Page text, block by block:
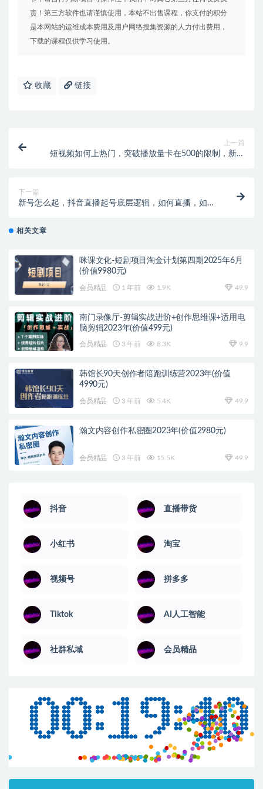
责！第三方软件也请谨慎使用，本站不出售课程，你支付的积分
是本网站的运维成本费用及用户网络搜集资源的人力付出费用，
下载的课程仅供学习使用。
收藏 链接
上一篇
短视频如何上热门，突破播放量卡在500的限制，新手
下一篇
新号怎么起，抖音直播起号底层逻辑，如何直播，如何
相关文章
咪课文化-短剧项目淘金计划第四期2025年6月
(价值9980元)
会员精品 1 年前 1.9K 49.9
南门录像厅-剪辑实战进阶+创作思维课+适用电
脑剪辑2023年(价值499元)
会员精品 3 年前 8.3K 9.9
韩馆长90天创作者陪跑训练营2023年(价值
4990元)
会员精品 3 年前 5.4K 49.9
瀚文内容创作私密圈2023年(价值2980元)
会员精品 3 年前 15.5K 49.9
抖音 直播带货
小红书 淘宝
视频号 拼多多
Tiktok AI人工智能
社群私域 会员精品